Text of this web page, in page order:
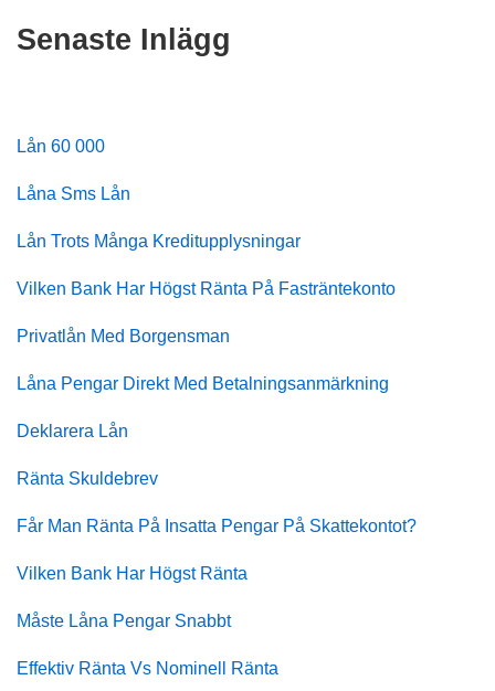
Senaste Inlägg
Lån 60 000
Låna Sms Lån
Lån Trots Många Kreditupplysningar
Vilken Bank Har Högst Ränta På Fasträntekonto
Privatlån Med Borgensman
Låna Pengar Direkt Med Betalningsanmärkning
Deklarera Lån
Ränta Skuldebrev
Får Man Ränta På Insatta Pengar På Skattekontot?
Vilken Bank Har Högst Ränta
Måste Låna Pengar Snabbt
Effektiv Ränta Vs Nominell Ränta